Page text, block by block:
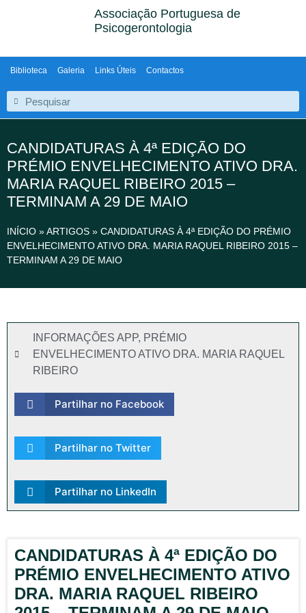
Associação Portuguesa de
Psicogerontologia
Biblioteca Galeria Links Úteis Contactos
CANDIDATURAS À 4ª EDIÇÃO DO
PRÉMIO ENVELHECIMENTO ATIVO DRA.
MARIA RAQUEL RIBEIRO 2015 –
TERMINAM A 29 DE MAIO
INÍCIO »ARTIGOS » CANDIDATURAS À 4ª EDIÇÃO DO PRÉMIO
ENVELHECIMENTO ATIVO DRA. MARIA RAQUEL RIBEIRO 2015 –
TERMINAM A 29 DE MAIO
INFORMAÇÕES APP, PRÉMIO
ENVELHECIMENTO ATIVO DRA. MARIA RAQUEL
RIBEIRO
Partilhar no Facebook
Partilhar no Twitter
Partilhar no LinkedIn
CANDIDATURAS À 4ª EDIÇÃO DO
PRÉMIO ENVELHECIMENTO ATIVO
DRA. MARIA RAQUEL RIBEIRO